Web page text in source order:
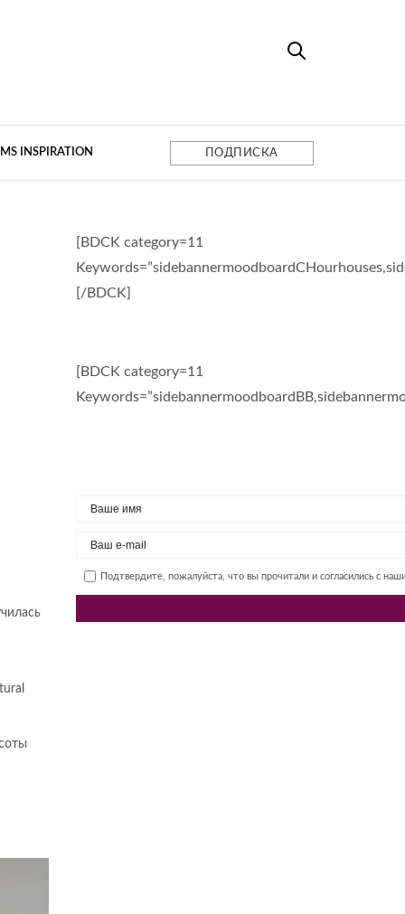
INSPIRATION ПОДПИСКА
[BDCK category=11
[/BDCK]
[BDCK category=11
Подтвердите, пожалуйста, что вы прочитали и согласились с